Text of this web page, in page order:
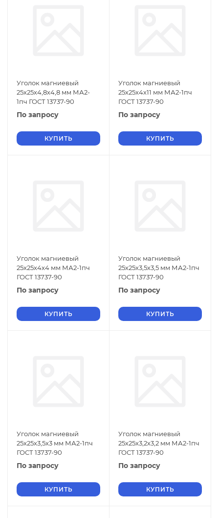
Уголок магниевый
25х25х4,8х4,8 мм МА2-
1пч ГОСТ 13737-90
По запросу
КУПИТЬ
Уголок магниевый
25х25х4х11 мм МА2-1пч
ГОСТ 13737-90
По запросу
КУПИТЬ
Уголок магниевый
25х25х4х4 мм МА2-1пч
ГОСТ 13737-90
По запросу
КУПИТЬ
Уголок магниевый
25х25х3,5х3,5 мм МА2-1пч
ГОСТ 13737-90
По запросу
КУПИТЬ
Уголок магниевый
25х25х3,5х3 мм МА2-1пч
ГОСТ 13737-90
По запросу
КУПИТЬ
Уголок магниевый
25х25х3,2х3,2 мм МА2-1пч
ГОСТ 13737-90
По запросу
КУПИТЬ